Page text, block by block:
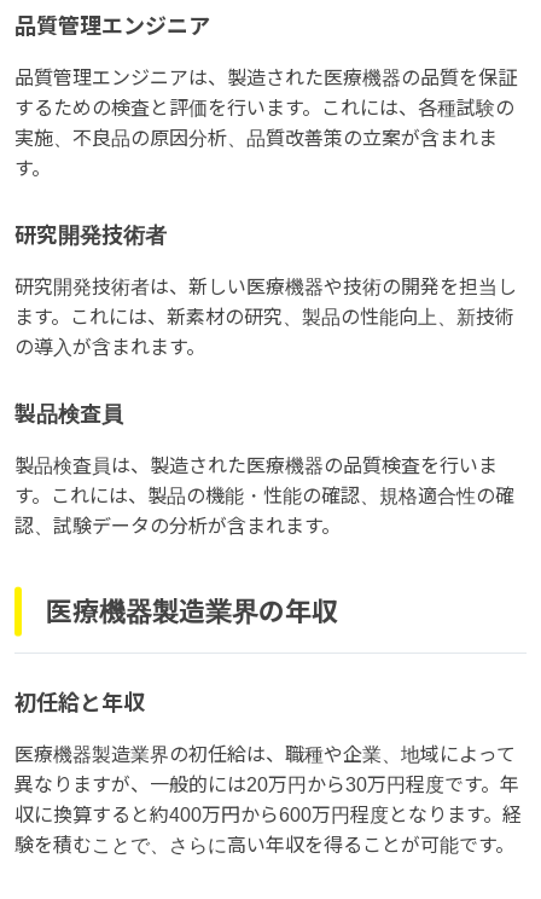
品質管理エンジニア
品質管理エンジニアは、製造された医療機器の品質を保証
するための検査と評価を行います。これには、各種試験の
実施、不良品の原因分析、品質改善策の立案が含まれま
す。
研究開発技術者
研究開発技術者は、新しい医療機器や技術の開発を担当し
ます。これには、新素材の研究、製品の性能向上、新技術
の導入が含まれます。
製品検査員
製品検査員は、製造された医療機器の品質検査を行いま
す。これには、製品の機能・性能の確認、規格適合性の確
認、試験データの分析が含まれます。
医療機器製造業界の年収
初任給と年収
医療機器製造業界の初任給は、職種や企業、地域によって
異なりますが、一般的には20万円から30万円程度です。年
収に換算すると約400万円から600万円程度となります。経
験を積むことで、さらに高い年収を得ることが可能です。